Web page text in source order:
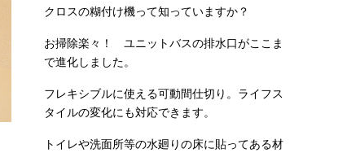
クロスの糊付け機って知っていますか？
お掃除楽々！ ユニットバスの排水口がここま
で進化しました。
フレキシブルに使える可動間仕切り。ライフス
タイルの変化にも対応できます。
トイレや洗面所等の水廻りの床に貼ってある材